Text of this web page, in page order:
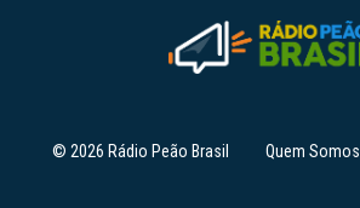
© 2026 Rádio Peão Brasil Quem Somos